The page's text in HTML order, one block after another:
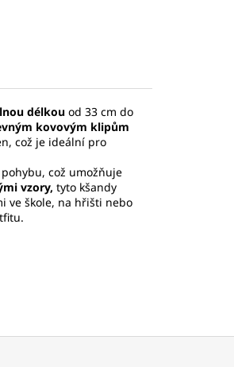
délkou od 33 cm do
kovovým klipům
což je ideální pro
což umožňuje
vzory, tyto kšandy
ve škole, na hřišti nebo